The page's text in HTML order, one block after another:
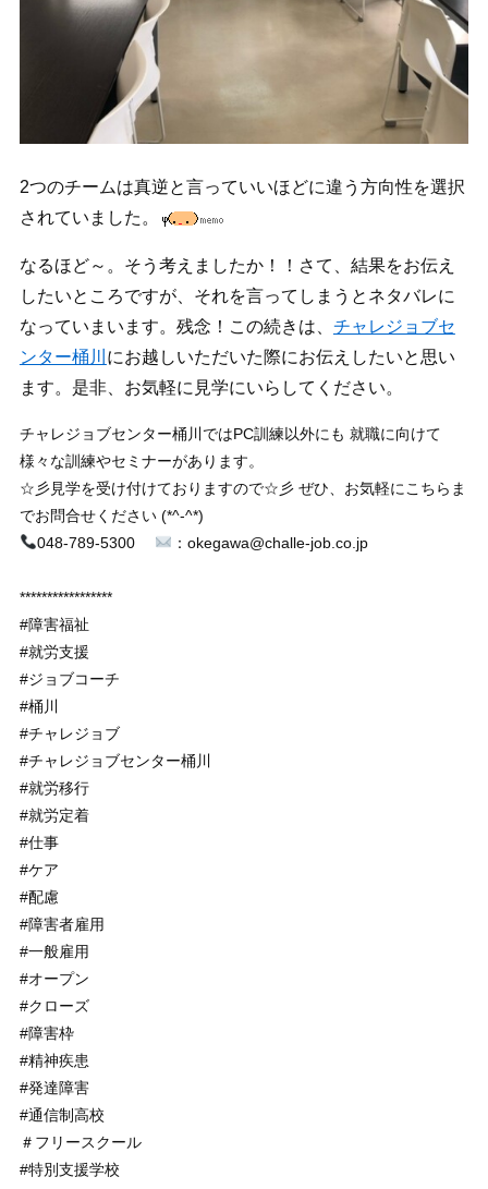
2つのチームは真逆と言っていいほどに違う方向性を選択
されていました。
なるほど～。そう考えましたか！！さて、結果をお伝え
したいところですが、それを言ってしまうとネタバレに
なっていまいます。残念！この続きは、 チャレジョブセ
ンター桶川 にお越しいただいた際にお伝えしたいと思い
ます。是非、お気軽に見学にいらしてください。
チャレジョブセンター桶川ではPC訓練以外にも 就職に向けて
様々な訓練やセミナーがあります。
☆彡見学を受け付けておりますので☆彡 ぜひ、お気軽にこちらま
でお問合せください (*^-^*)
048-789-5300
：okegawa@challe-job.co.jp
*****************
#障害福祉
#就労支援
#ジョブコーチ
#桶川
#チャレジョブ
#チャレジョブセンター桶川
#就労移行
#就労定着
#仕事
#ケア
#配慮
#障害者雇用
#一般雇用
#オープン
#クローズ
#障害枠
#精神疾患
#発達障害
#通信制高校
＃フリースクール
#特別支援学校